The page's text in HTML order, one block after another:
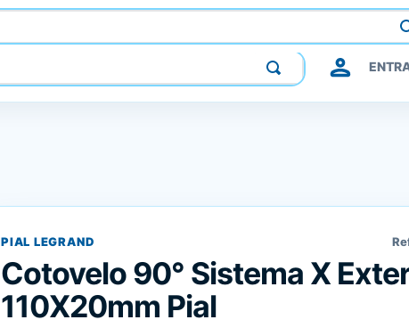
Construindo
PIAL LEGRAND
Cotovelo 90° Sistema X
110X20mm Pial